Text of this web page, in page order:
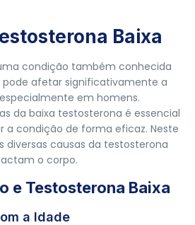
Baixa
condição também conhecida
afetar significativamente a
em homens.
da baixa testosterona é essencial
a condição de forma eficaz. Neste
diversas causas da testosterona
o corpo.
e Testosterona Baixa
a Idade